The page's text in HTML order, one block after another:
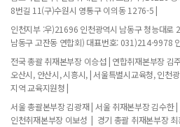
8번길 11(구)수원시 영통구 이의동 1276-5 |
인천지부 :우)21696 인천광역시 남동구 청능대로
남동구 고잔동 연합회) 대표번호: 031)214-9978
전국 총괄 취재본부장 이승섭 | 연합취재본부장 김
오산시, 안산시, 시흥시, | 서울특별시교육청, 인천
지역 교육지원청 |
서울 총괄본부장 김광재 | 서울 취재본부장 김수한
인천취재본부장 이보성 | 경기 총괄 취재본부장